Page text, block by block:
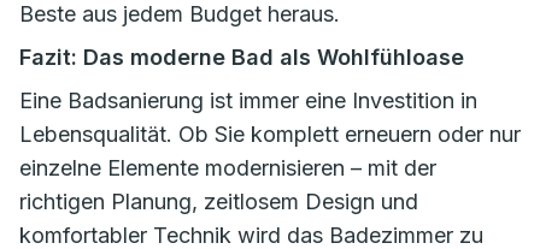
Beste aus jedem Budget heraus.
Fazit: Das moderne Bad als Wohlfühloase
Eine Badsanierung ist immer eine Investition in
Lebensqualität. Ob Sie komplett erneuern oder nur
einzelne Elemente modernisieren – mit der
richtigen Planung, zeitlosem Design und
komfortabler Technik wird das Badezimmer zu